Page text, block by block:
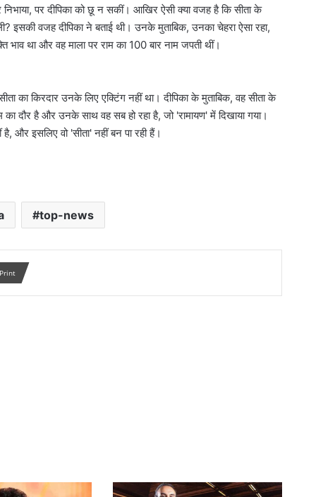
पर दीपिका को छू न सकीं। आखिर ऐसी क्या वजह है कि सीता के
इसकी वजह दीपिका ने बताई थी। उनके मुताबिक, उनका चेहरा ऐसा रहा,
था और वह माला पर राम का 100 बार नाम जपती थीं।
का किरदार उनके लिए एक्टिंग नहीं था। दीपिका के मुताबिक, वह सीता के
का दौर है और उनके साथ वह सब हो रहा है, जो 'रामायण' में दिखाया गया।
और इसलिए वो 'सीता' नहीं बन पा रही हैं।
top-news
Print